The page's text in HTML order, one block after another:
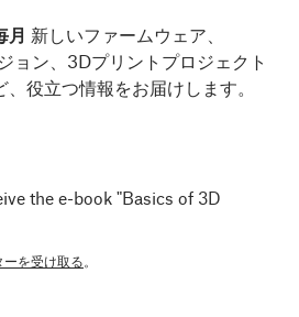
月 新しいファームウェア、
ョン、3Dプリントプロジェクト
役立つ情報をお届けします。
the e-book "Basics of 3D
ーを受け取る。